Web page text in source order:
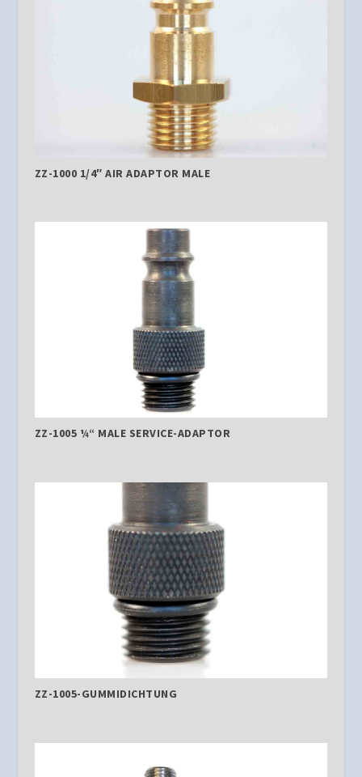
ZZ-1000 1/4″ AIR ADAPTOR MALE
ZZ-1005 ¼“ MALE SERVICE-ADAPTOR
ZZ-1005-GUMMIDICHTUNG